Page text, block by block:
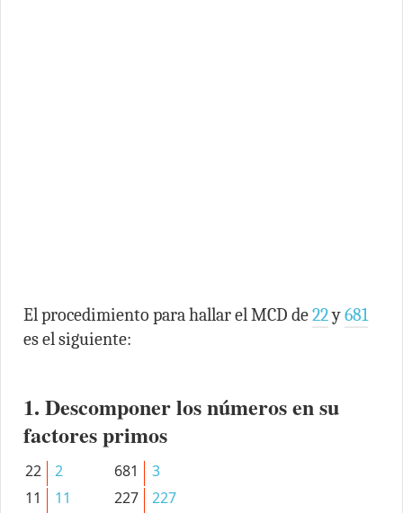
El procedimiento para hallar el MCD de22y681
es el siguiente:
1. Descomponer los números en su
factores primos
22
2
11
11
681
3
227
227